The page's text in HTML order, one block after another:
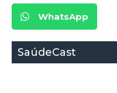
WhatsApp
SaúdeCast